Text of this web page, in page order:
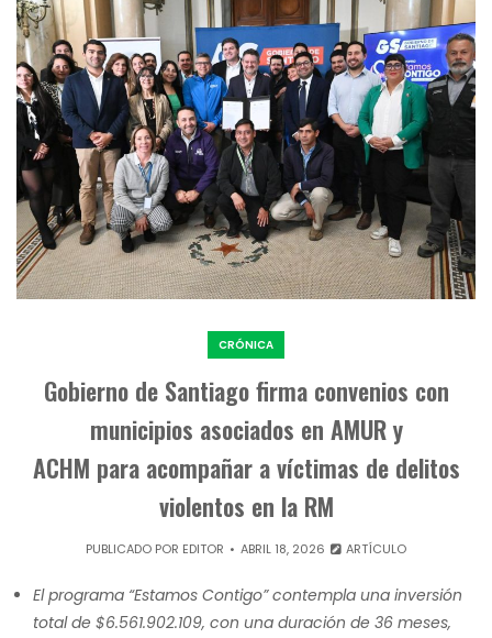
CRÓNICA
Gobierno de Santiago firma convenios con
municipios asociados en AMUR y
ACHM para acompañar a víctimas de delitos
violentos en la RM
PUBLICADO POR EDITOR ABRIL 18, 2026 ARTÍCULO
El programa “Estamos Contigo” contempla una inversión
total de $6.561.902.109, con una duración de 36 meses,